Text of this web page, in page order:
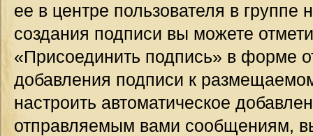
ее в центре пользователя в
создания подписи вы можете
«Присоединить подпись» в форме
добавления подписи к
настроить автоматическое
отправляемым вами сообщениям,